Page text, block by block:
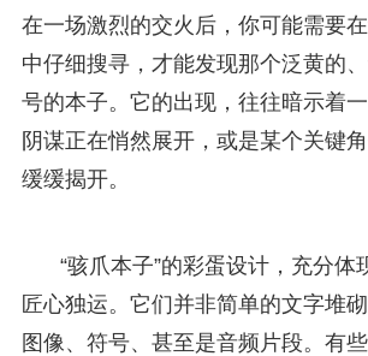
在一场激烈的交火后，你可能需要
中仔细搜寻，才能发现那个泛黄的
号的本子。它的出现，往往暗示着
阴谋正在悄然展开，或是某个关键
缓缓揭开。
“骇爪本子”的彩蛋设计，充分体
匠心独运。它们并非简单的文字堆
图像、符号、甚至是音频片段。有